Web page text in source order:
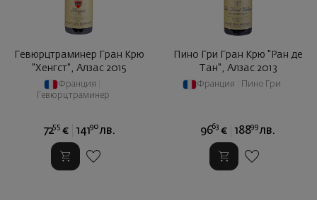
Гевюрцтраминер Гран Крю
"Хенгст", Алзас 2015
Франция
Гевюрцтраминер
7255 € 14190 лв.
Пино Гри Гран Крю "Ран де
Тан", Алзас 2013
Франция Пино Гри
9663 € 18899 лв.